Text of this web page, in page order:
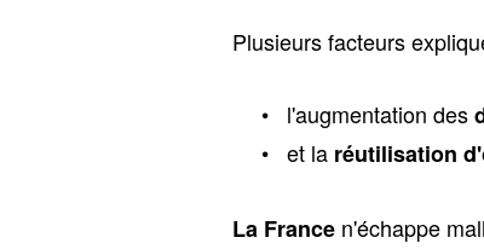
Plusieurs facteurs
l'augmentation des
et la réutilisation
La France n'échappe